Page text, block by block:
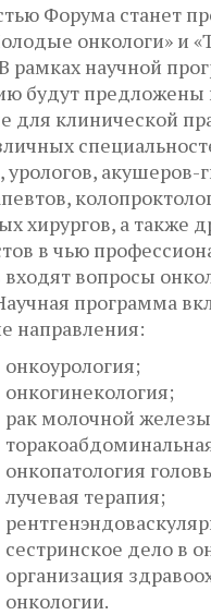
Форума станет
онкологи» и
рамках научной
будут предложены
для клинической
урологов, акушеров-
хирургов, а также
в чью
входят вопросы
программа
направления:
онкоурология;
онкогинекология;
рак молочной
онкопатология
лучевая терапия;
сестринское дело в
организация
онкологии.